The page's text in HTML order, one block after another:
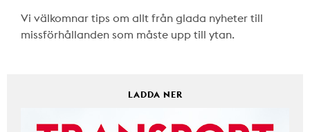
Vi välkomnar tips om allt från glada nyheter till
missförhållanden som måste upp till ytan.
LADDA NER